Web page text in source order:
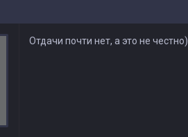
Отдачи почти нет, а это не честно)